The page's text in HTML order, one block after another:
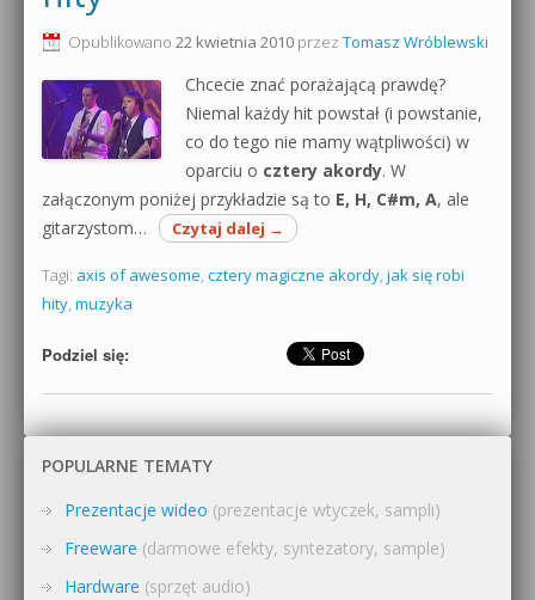
Produkcja muzyczna od podstaw
Sylenth1 od podstaw
Sound Forge od podstaw
Dubstep z syntezatorem Massive
Kontakt 5 Kompendium
0dB.pl - informacje
Newsletter
Materiały dla mediów
Archiwum aktualności
Polityka prywatności
Regulamin
Działanie sklepu internetowego
Opublikowano 22 kwietnia 2010 przez Tomasz Wróblewski
Chcecie znać porażającą prawdę?
Niemal każdy hit powstał (i powstanie,
co do tego nie mamy wątpliwości) w
oparciu o cztery akordy. W
załączonym poniżej przykładzie są to E, H, C#m, A, ale
gitarzystom…
Czytaj dalej →
Tagi: axis of awesome, cztery magiczne akordy, jak się robi
hity, muzyka
Podziel się:
POPULARNE TEMATY
Prezentacje wideo (prezentacje wtyczek, sampli)
Freeware (darmowe efekty, syntezatory, sample)
Hardware (sprzęt audio)